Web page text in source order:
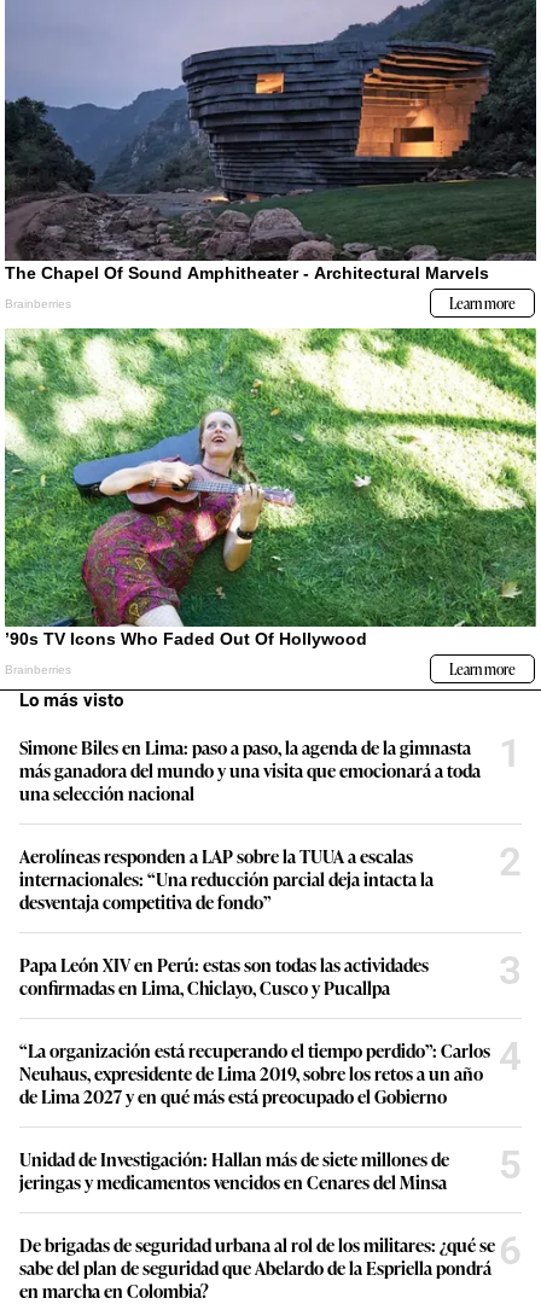
Lo más visto
Simone Biles en Lima: paso a paso, la agenda de la gimnasta
más ganadora del mundo y una visita que emocionará a toda
una selección nacional
1
Aerolíneas responden a LAP sobre la TUUA a escalas
internacionales: “Una reducción parcial deja intacta la
desventaja competitiva de fondo”
2
Papa León XIV en Perú: estas son todas las actividades
confirmadas en Lima, Chiclayo, Cusco y Pucallpa
3
“La organización está recuperando el tiempo perdido”: Carlos
Neuhaus, expresidente de Lima 2019, sobre los retos a un año
de Lima 2027 y en qué más está preocupado el Gobierno
4
Unidad de Investigación: Hallan más de siete millones de
jeringas y medicamentos vencidos en Cenares del Minsa
5
De brigadas de seguridad urbana al rol de los militares: ¿qué se
sabe del plan de seguridad que Abelardo de la Espriella pondrá
en marcha en Colombia?
6